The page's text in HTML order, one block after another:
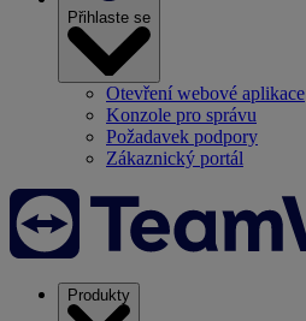
Přihlaste se
Otevření webové aplikace
Konzole pro správu
Požadavek podpory
Zákaznický portál
Produkty